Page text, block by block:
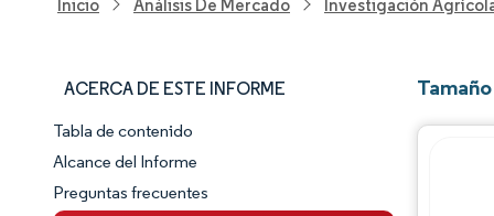
Inicio Análisis De Mercado Investigación
ACERCA DE ESTE INFORME
Panorama del Mercado
Visión General del Mercado
Tabla de contenido
Alcance del Informe
Preguntas frecuentes